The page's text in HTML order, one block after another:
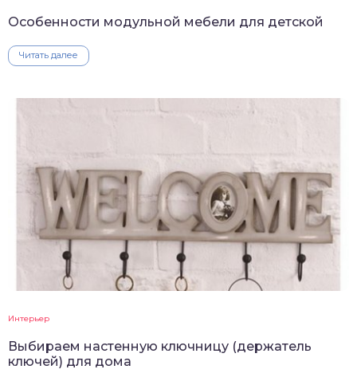
Особенности модульной мебели для детской
Читать далее
Интерьер
Выбираем настенную ключницу (держатель
ключей) для дома